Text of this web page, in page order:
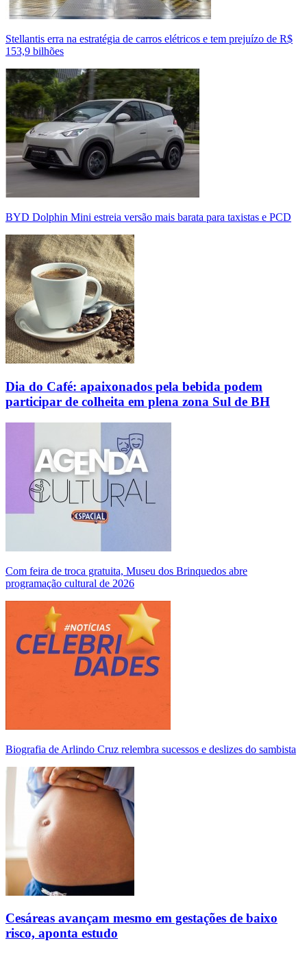
Stellantis erra na estratégia de carros elétricos e tem prejuízo de R$
153,9 bilhões
BYD Dolphin Mini estreia versão mais barata para taxistas e PCD
Dia do Café: apaixonados pela bebida podem
participar de colheita em plena zona Sul de BH
Com feira de troca gratuita, Museu dos Brinquedos abre
programação cultural de 2026
Biografia de Arlindo Cruz relembra sucessos e deslizes do sambista
Cesáreas avançam mesmo em gestações de baixo
risco, aponta estudo